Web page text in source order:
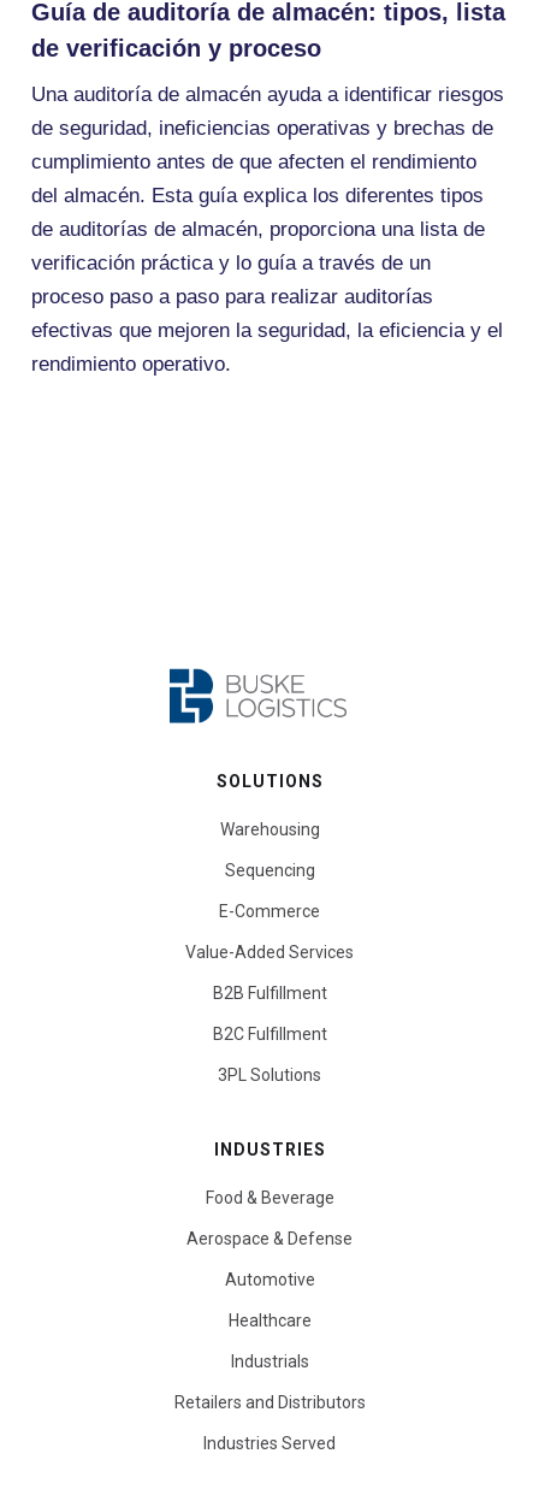
Guía de auditoría de almacén: tipos, lista
de verificación y proceso
Una auditoría de almacén ayuda a identificar riesgos
de seguridad, ineficiencias operativas y brechas de
cumplimiento antes de que afecten el rendimiento
del almacén. Esta guía explica los diferentes tipos
de auditorías de almacén, proporciona una lista de
verificación práctica y lo guía a través de un
proceso paso a paso para realizar auditorías
efectivas que mejoren la seguridad, la eficiencia y el
rendimiento operativo.
SOLUTIONS
Warehousing
Sequencing
E-Commerce
Value-Added Services
B2B Fulfillment
B2C Fulfillment
3PL Solutions
INDUSTRIES
Food & Beverage
Aerospace & Defense
Automotive
Healthcare
Industrials
Retailers and Distributors
Industries Served